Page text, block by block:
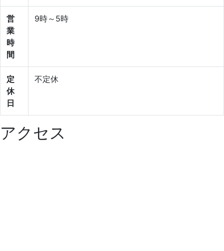
営
業
時
間
9時～5時
定
休
日
不定休
アクセス